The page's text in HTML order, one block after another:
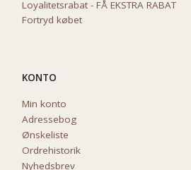
Loyalitetsrabat - FÅ EKSTRA RABAT
Fortryd købet
KONTO
Min konto
Adressebog
Ønskeliste
Ordrehistorik
Nyhedsbrev